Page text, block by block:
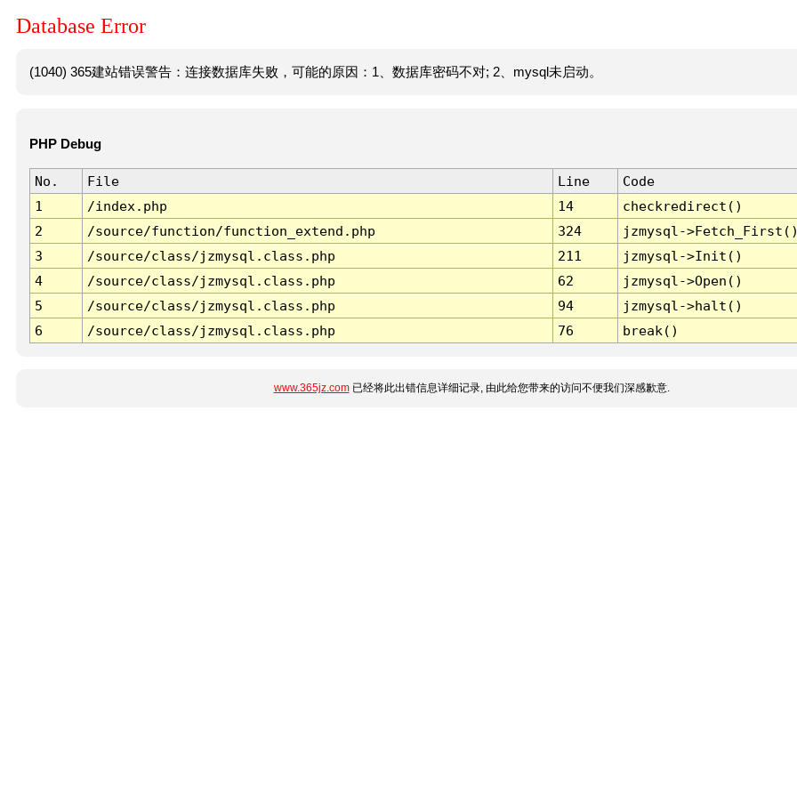
Database Error
(1040) 365建站错误警告：连接数据库失败，可能的原因：1、数据库密码不对; 2、mysql未启动。
PHP Debug
No. File Line
Code
1
/index.php 14
checkredirect()
2
/source/function/function_extend.php 324
jzmysql-
3
/source/class/jzmysql.class.php 211
jzmysql->Init()
4
/source/class/jzmysql.class.php 62
jzmysql->Open()
5
/source/class/jzmysql.class.php 94
jzmysql->halt()
6
/source/class/jzmysql.class.php 76 break()
www.365jz.com已经将此出错信息详细记录, 由此给您带来的访问不便我们深感歉意.